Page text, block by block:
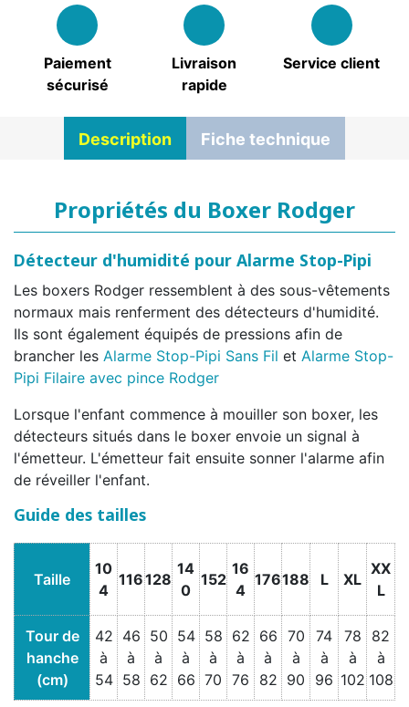
Paiement
sécurisé
Livraison
rapide
Service client
Description Fiche technique
Propriétés du Boxer Rodger
Détecteur d'humidité pour Alarme Stop-Pipi
Les boxers Rodger ressemblent à des sous-vêtements
normaux mais renferment des détecteurs d'humidité.
Ils sont également équipés de pressions afin de
brancher les Alarme Stop-Pipi Sans Fil et Alarme Stop-
Pipi Filaire avec pince Rodger
Lorsque l'enfant commence à mouiller son boxer, les
détecteurs situés dans le boxer envoie un signal à
l'émetteur. L'émetteur fait ensuite sonner l'alarme afin
de réveiller l'enfant.
Guide des tailles
Taille
10
4
116128
14
0
152
16
4
176188 L XL
XX
L
Tour de
hanche
(cm)
42
à
54
46
à
58
50
à
62
54
à
66
58
à
70
62
à
76
66
à
82
70
à
90
74
à
96
78
à
102
82
à
108